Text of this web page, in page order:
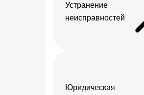
Устранение
неисправностей
Юридическая